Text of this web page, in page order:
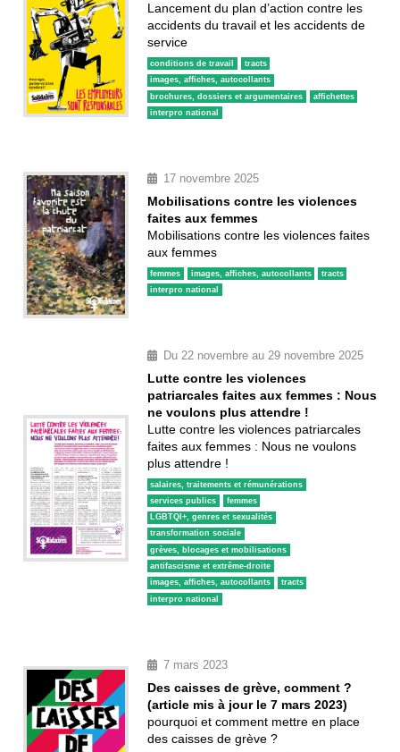
Lancement du plan d’action contre les
accidents du travail et les accidents de
service
conditions de travail
tracts
images, affiches, autocollants
brochures, dossiers et argumentaires
affichettes
interpro national
17 novembre 2025
Mobilisations contre les violences
faites aux femmes
Mobilisations contre les violences faites
aux femmes
femmes images, affiches, autocollants
tracts
interpro national
Du 22 novembre au 29 novembre 2025
Lutte contre les violences
patriarcales faites aux femmes : Nous
ne voulons plus attendre !
Lutte contre les violences patriarcales
faites aux femmes : Nous ne voulons
plus attendre !
salaires, traitements et rémunérations
services publics
femmes
LGBTQI+, genres et sexualités
transformation sociale
grèves, blocages et mobilisations
antifascisme et extrême-droite
images, affiches, autocollants
tracts
interpro national
7 mars 2023
Des caisses de grève, comment ?
(article mis à jour le 7 mars 2023)
pourquoi et comment mettre en place
des caisses de grève ?